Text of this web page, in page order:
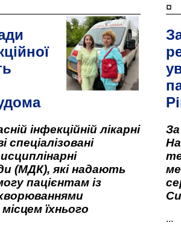
інфекційній лікарні
(МДК), які надають
пацієнтам із
їхнього
¤
...